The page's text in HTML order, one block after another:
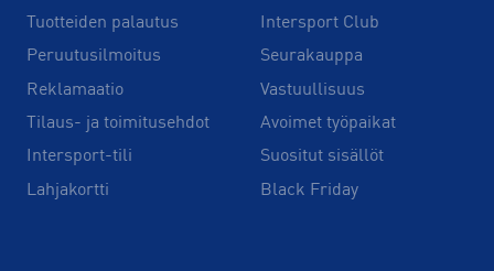
Tuotteiden palautus
Peruutusilmoitus
Reklamaatio
Tilaus- ja toimitusehdot
Intersport-tili
Lahjakortti
Intersport Club
Seurakauppa
Vastuullisuus
Avoimet työpaikat
Suositut sisällöt
Black Friday